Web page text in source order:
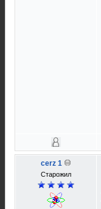
cerz 1
Старожил